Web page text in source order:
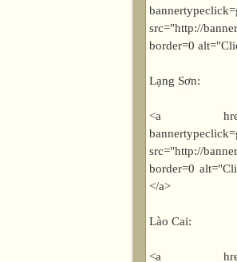
src="http://
border=0
Lạng Sơn:
<a
src="http://
border=0
</a>
Lào Cai:
<a